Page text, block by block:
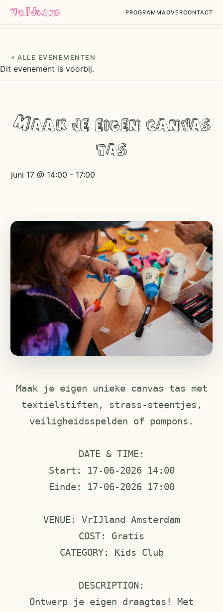
VrIJland PROGRAMMAOVERCONTACT
« ALLE EVENEMENTEN
Dit evenement is voorbij.
Maak je eigen canvas
tas
juni 17 @ 14:00 - 17:00
Maak je eigen unieke canvas tas met
textielstiften, strass-steentjes,
veiligheidsspelden of pompons.
DATE & TIME:
Start: 17-06-2026 14:00
Einde: 17-06-2026 17:00
VENUE: VrIJland Amsterdam
COST: Gratis
CATEGORY: Kids Club
DESCRIPTION:
Ontwerp je eigen draagtas! Met